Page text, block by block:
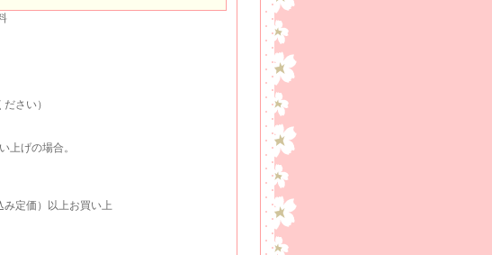
さい）
げの場合。
価）以上お買い上